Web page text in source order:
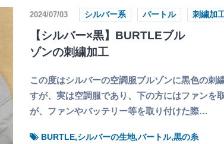
2024/07/03 シルバー系 バートル 刺繍加
【シルバー×黒】BURTLEブル
ゾンの刺繍加工
この度はシルバーの空調服ブルゾンに黒色の刺
すが、実は空調服であり、下の方にはファンを
が、ファンやバッテリー等を取り付けた際…
BURTLE,シルバーの生地,バートル,黒の糸